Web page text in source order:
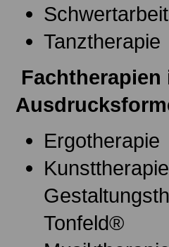
Tanztherapie
Ergotherapie
Tonfeld®